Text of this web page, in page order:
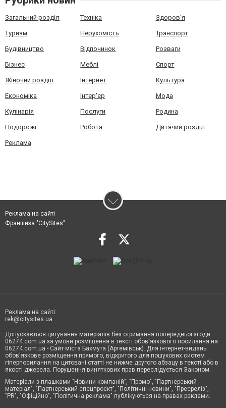
Загальний розділ Техніка Здоров'я
Туризм Нерухомість Транспорт
Будівництво Відпочинок Розваги
Бізнес Меблі Спорт
Жіночий розділ Інтернет Культура
Економіка Інтер'єр Мода
Кулінарія Послуги Родина
Подорожі Робота Дитячий розділ
Реклама
Реклама на сайті
Франшиза "CitySites"
Реклама на сайті:
rek@citysites.ua
Допускається цитування матеріалів без отримання попередньої згоди
06274.com.ua за умови розміщення в тексті обов'язкового посилання на
06274.com.ua - Сайт міста Бахмута (Артемівськ). Для інтернет-видань
обов'язкове розміщення прямого, відкритого для пошукових систем
гіперпосилання на цитовані статті не нижче другого абзацу в тексті або в
якості джерела. Порушення виняткових прав переслідується Законом.
Матеріали з плашками "Новини компаній", "Промо", "Партнерський
матеріал", "Партнерський спецпроєкт", "Політичні новини", "Пресреліз",
"PR", "Офіційно", "Політична реклама" публікуються на правах реклами.